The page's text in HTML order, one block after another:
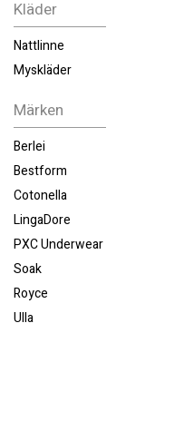
Kläder
Nattlinne
Myskläder
Märken
Berlei
Bestform
Cotonella
LingaDore
PXC Underwear
Soak
Royce
Ulla